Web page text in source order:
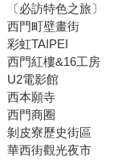
〔必訪特色之旅〕
西門町壁畫街
彩虹TAIPEI
西門紅樓&16工房
U2電影館
西本願寺
西門商圈
剝皮寮歷史街區
華西街觀光夜市